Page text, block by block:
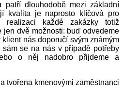
patří dlouhodobě mezi základní
kvalita je naprosto klíčová pro
realizaci každé zakázky totiž
jen dvě možnosti: buď odvedeme
nás doporučí svým známým
se na nás v případě potřeby
o něj nadobro přijdeme a
tvořena kmenovými zaměstnanci